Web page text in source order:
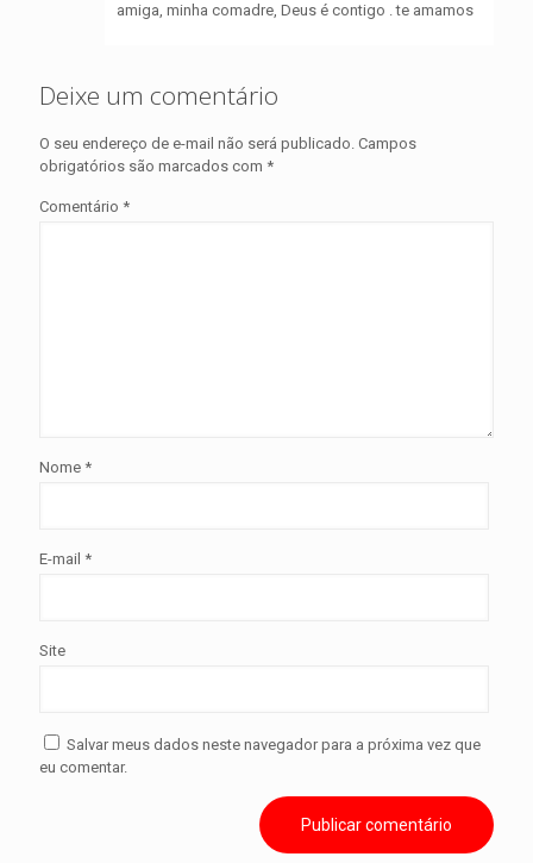
amiga, minha comadre, Deus é contigo . te amamos
Deixe um comentário
O seu endereço de e-mail não será publicado. Campos
obrigatórios são marcados com *
Comentário *
Nome *
E-mail *
Site
Salvar meus dados neste navegador para a próxima vez que
eu comentar.